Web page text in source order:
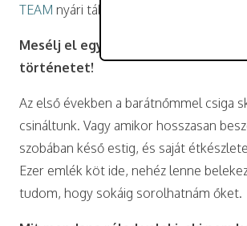
TEAM nyári táborában alkalmazott
Mesélj el egy számodra különleges
történetet!
Az első években a barátnőmmel csiga
csináltunk. Vagy amikor hosszasan
szobában késő estig, és saját
Ezer emlék köt ide, nehéz lenne
tudom, hogy sokáig sorolhatnám őket.